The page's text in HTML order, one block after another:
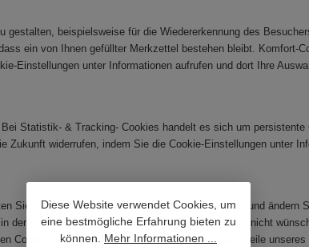
beispielsweise für die Wiedererkennung des
ein von Ihnen gefüllter Merkzettel bestehen bleibt. Komfort-
Einstellungen unter Informationen aufrufen und dort Ihre
Statistik- & Tracking- Cookies handelt es sich um
widerrufen, indem Sie die Cookie-Einstellungen unter
Sie Ihre Cookie-Einstellungen unter Informationen und ändern
der Grundeinstellung Cookies zu. Sollten Sie diese nicht
Cookies entscheiden, kann es vorkommen, dass Teile
Diese Website verwendet Cookies, um
eine bestmögliche Erfahrung bieten zu
können. Mehr Informationen ...